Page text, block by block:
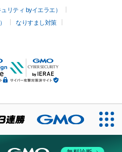
リティ byイエラエ）
なりすまし対策